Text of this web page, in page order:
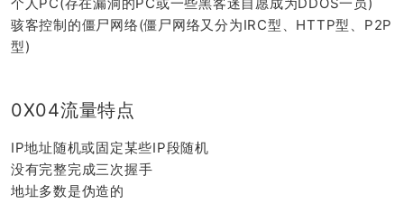
骇客控制的僵尸网络(僵尸网络又分为IRC型、HTTP型、P2P
型)
0X04流量特点
IP地址随机或固定某些IP段随机
没有完整完成三次握手
地址多数是伪造的